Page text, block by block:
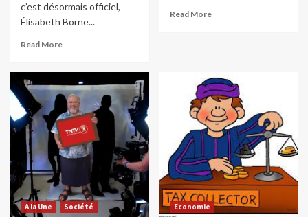
c’est désormais officiel,
Élisabeth Borne...
Read More
Read More
A la Une Société Economie